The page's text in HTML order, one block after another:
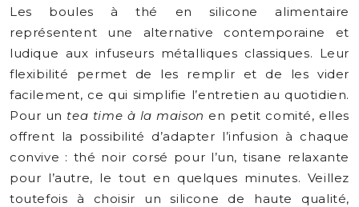
Les boules à thé en silicone alimentaire
représentent une alternative contemporaine et
ludique aux infuseurs métalliques classiques. Leur
flexibilité permet de les remplir et de les vider
facilement, ce qui simplifie l’entretien au quotidien.
Pour un tea time à la maison en petit comité, elles
offrent la possibilité d’adapter l’infusion à chaque
convive : thé noir corsé pour l’un, tisane relaxante
pour l’autre, le tout en quelques minutes. Veillez
toutefois à choisir un silicone de haute qualité,